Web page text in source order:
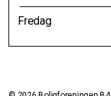
Fredag